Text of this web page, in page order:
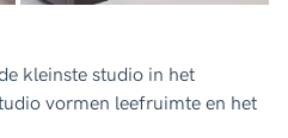
kleinste studio in het
vormen leefruimte en het